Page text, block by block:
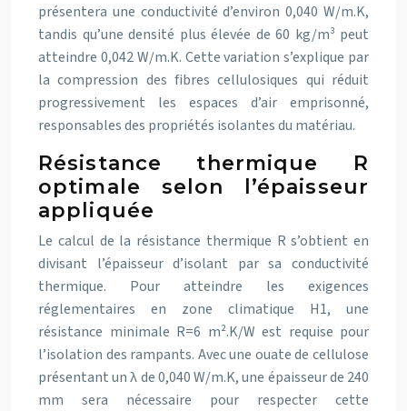
présentera une conductivité d’environ 0,040 W/m.K,
tandis qu’une densité plus élevée de 60 kg/m³ peut
atteindre 0,042 W/m.K. Cette variation s’explique par
la compression des fibres cellulosiques qui réduit
progressivement les espaces d’air emprisonné,
responsables des propriétés isolantes du matériau.
Résistance thermique R
optimale selon l’épaisseur
appliquée
Le calcul de la résistance thermique R s’obtient en
divisant l’épaisseur d’isolant par sa conductivité
thermique. Pour atteindre les exigences
réglementaires en zone climatique H1, une
résistance minimale R=6 m².K/W est requise pour
l’isolation des rampants. Avec une ouate de cellulose
présentant un λ de 0,040 W/m.K, une épaisseur de 240
mm sera nécessaire pour respecter cette